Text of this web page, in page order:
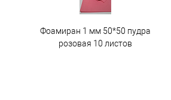
Фоамиран 1 мм 50*50 пудра
розовая 10 листов